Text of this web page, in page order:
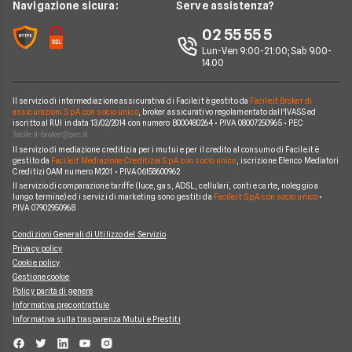
Contatti
YouBanking
Prodotti Carte
Navigazione sicura: Serve assistenza?
02 55 55 5
Lun-Ven 9:00-21:00; Sab 9.00-
14.00
Il servizio di intermediazione assicurativa di Facile.it è gestito da Facile.it Broker di
assicurazioni S.p.A. con socio unico, broker assicurativo regolamentato dall'IVASS ed
iscritto al RUI in data 13/02/2014 con numero B000480264 • P.IVA 08007250965 • PEC
Il servizio di mediazione creditizia per i mutui e per il credito al consumo di Facile.it è
gestito da Facile.it Mediazione Creditizia S.p.A. con socio unico , iscrizione Elenco Mediatori
Creditizi OAM numero M201 • P.IVA 06158600962
Il servizio di comparazione tariffe (luce, gas, ADSL, cellulari, conti e carte, noleggio a
lungo termine) ed i servizi di marketing sono gestiti da Facile.it S.p.A. con socio unico•
P.IVA 07902950968
Condizioni Generali di Utilizzo del Servizio
Privacy policy
Cookie policy
Gestione cookie
Policy parità di genere
Informativa precontrattule
Informativa sulla trasparenza Mutui e Prestiti